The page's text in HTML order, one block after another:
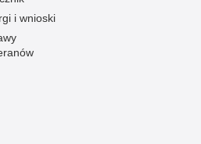
i odważni
Opinia publiczna
i wnioski